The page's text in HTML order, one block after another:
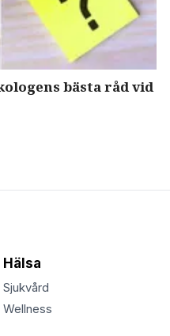
bästa råd vid
Hälsa
Sjukvård
Wellness